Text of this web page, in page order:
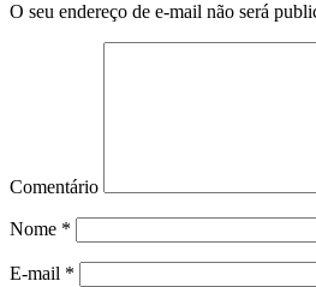
O seu endereço de e-mail não será
Comentário
Nome *
E-mail *